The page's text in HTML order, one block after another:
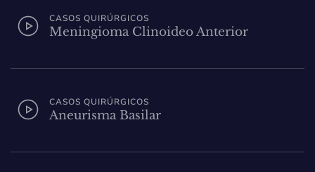
CASOS QUIRÚRGICOS
Meningioma Clinoideo Anterior
CASOS QUIRÚRGICOS
Aneurisma Basilar